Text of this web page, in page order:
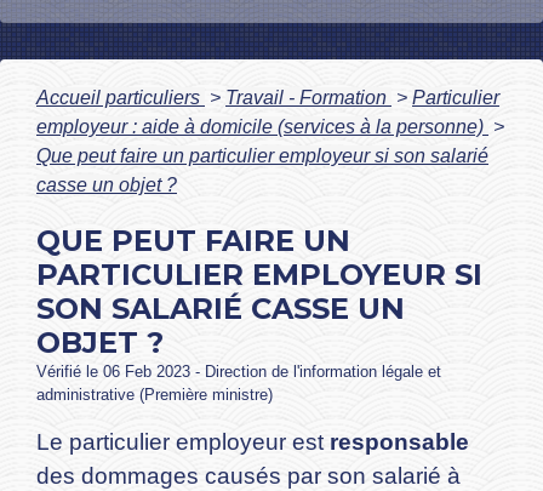
Accueil particuliers > Travail - Formation > Particulier
employeur : aide à domicile (services à la personne) >
Que peut faire un particulier employeur si son salarié
casse un objet ?
QUE PEUT FAIRE UN
PARTICULIER EMPLOYEUR SI
SON SALARIÉ CASSE UN
OBJET ?
Vérifié le 06 Feb 2023 - Direction de l'information légale et
administrative (Première ministre)
Le particulier employeur est responsable
des dommages causés par son salarié à